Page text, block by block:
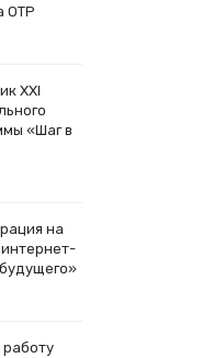
ОТР
XXI
«Шаг в
на